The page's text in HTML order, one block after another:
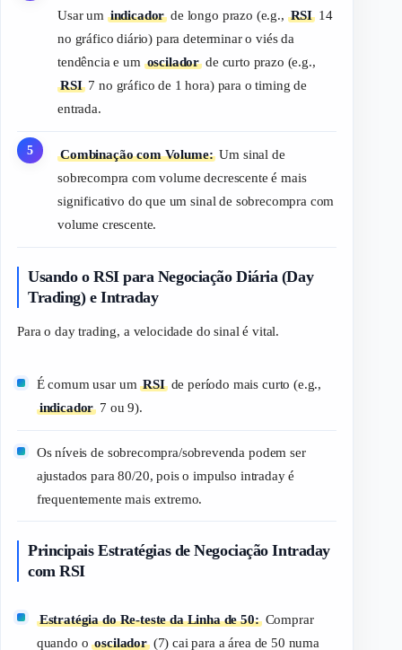
Usar um indicador de longo prazo (e.g., RSI 14
no gráfico diário) para determinar o viés da
tendência e um oscilador de curto prazo (e.g.,
RSI7 no gráfico de 1 hora) para otiming de
entrada.
Combinação com Volume: Um sinal de
sobrecompra com volume decrescente é mais
significativo do que um sinal de sobrecompra com
volume crescente.
Usando o RSI para Negociação Diária (Day
Trading) e Intraday
Para o day trading, a velocidade do sinal é vital.
É comum usar umRSIde período mais curto (e.g.,
indicador 7 ou 9).
Os níveis de sobrecompra/sobrevenda podem ser
ajustados para 80/20, pois o impulso intraday é
frequentemente mais extremo.
Principais Estratégias de Negociação Intraday
com RSI
Estratégia do Re-teste da Linha de 50:Comprar
quando ooscilador(7) cai para a área de 50 numa